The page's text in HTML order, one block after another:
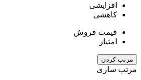
افزایشی
کاهشی
قیمت فروش
امتیاز
مرتب کردن
مرتب سازی